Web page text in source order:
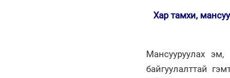
Хар тамхи,
Мансууруулах
байгуулалттай